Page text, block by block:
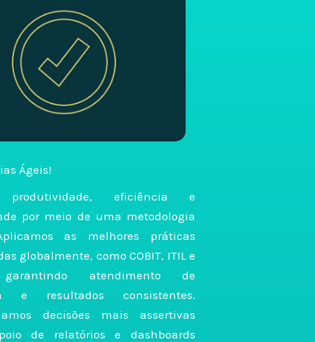
Ágeis!
produtividade, eficiência e
por meio de uma metodologia
as melhores práticas
globalmente, como COBIT, ITIL e
garantindo atendimento de
e resultados consistentes.
decisões mais assertivas
de relatórios e dashboards